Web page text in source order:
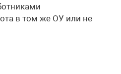
в том же ОУ или не